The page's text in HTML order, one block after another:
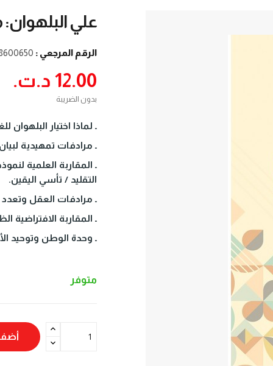
علي البلهوان:
الرقم المرجعي :
12.00 د.ت.‏
بدون الضريبة
ـ لماذا اختيار البلهوان
ـ مرادفات تمهيدية
ـ المقاربة العلمية
التقليد / تأسي اليقين.
ـ مرادفات العقل
ـ المقاربة الافتراضية
ـ وحدة الوطن وتوحيد
متوفر